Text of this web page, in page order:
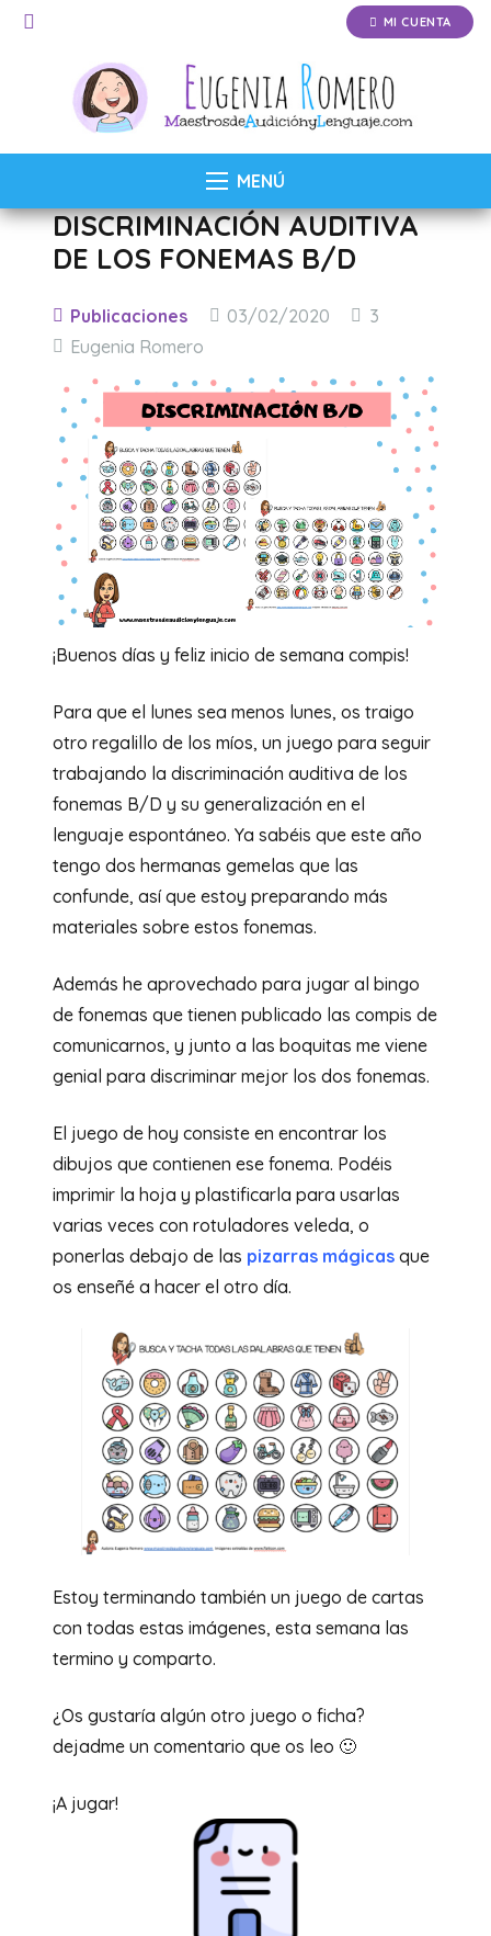
MI CUENTA
MENÚ
DISCRIMINACIÓN AUDITIVA
DE LOS FONEMAS B/D
Publicaciones 03/02/2020 3Comentarios
Eugenia Romero
¡Buenos días y feliz inicio de semana compis!
Para que el lunes sea menos lunes, os traigo
otro regalillo de los míos, un juego para seguir
trabajando la discriminación auditiva de los
fonemas B/D y su generalización en el
lenguaje espontáneo. Ya sabéis que este año
tengo dos hermanas gemelas que las
confunde, así que estoy preparando más
materiales sobre estos fonemas.
Además he aprovechado para jugar al bingo
de fonemas que tienen publicado las compis de
comunicarnos, y junto a las boquitas me viene
genial para discriminar mejor los dos fonemas.
El juego de hoy consiste en encontrar los
dibujos que contienen ese fonema. Podéis
imprimir la hoja y plastificarla para usarlas
varias veces con rotuladores veleda, o
ponerlas debajo de las pizarras mágicas que
os enseñé a hacer el otro día.
Estoy terminando también un juego de cartas
con todas estas imágenes, esta semana las
termino y comparto.
¿Os gustaría algún otro juego o ficha?
dejadme un comentario que os leo 🙂
¡A jugar!